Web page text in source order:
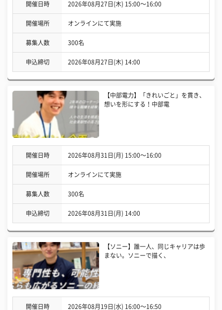
開催日時 2026年08月27日(木) 15:00〜16:00
開催場所 オンラインにて実施
募集人数 300名
申込締切 2026年08月27日(木) 14:00
【中部電力】「きれいごと」を貫き、
想いを形にする！中部電
開催日時 2026年08月31日(月) 15:00〜16:00
開催場所 オンラインにて実施
募集人数 300名
申込締切 2026年08月31日(月) 14:00
【ソニー】誰一人、同じキャリアは歩
まない。ソニーで描く、
開催日時 2026年08月19日(水) 16:00〜16:50